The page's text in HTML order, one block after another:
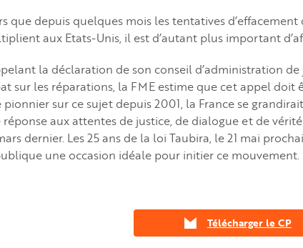
que depuis quelques mois les tentatives d’effacement
aux Etats-Unis, il est d’autant plus important
la déclaration de son conseil d’administration
sur les réparations, la FME estime que cet appel
pionnier sur ce sujet depuis 2001, la France se
réponse aux attentes de justice, de dialogue et de
dernier. Les 25 ans de la loi Taubira, le 21 mai
une occasion idéale pour initier ce mouvement.
Télécharger le CP